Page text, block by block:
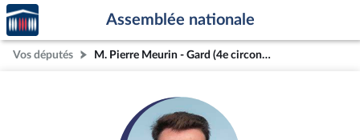
Aller au contenu
Aller en bas de la page
Accèder
à la
page
d'accueil
Assemblée nationale
Vos députés M. Pierre Meurin - Gard (4e circonscription)